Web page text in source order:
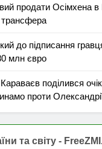
продати Осімхена
трансфера
до підписання
млн євро
поділився
проти
та світу -